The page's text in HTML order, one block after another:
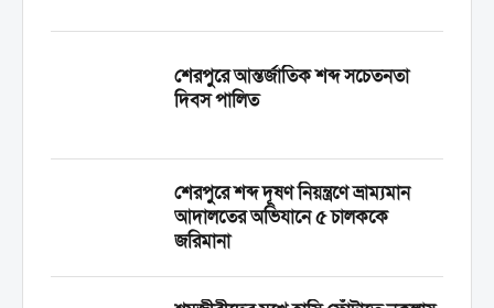
শেরপুরে আন্তর্জাতিক শব্দ সচেতনতা
দিবস পালিত
শেরপুরে শব্দ দূষণ নিয়ন্ত্রণে ভ্রাম্যমান
আদালতের অভিযানে ৫ চালককে
জরিমানা